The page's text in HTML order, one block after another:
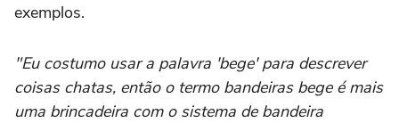
exemplos.
"Eu costumo usar a palavra 'bege' para descrever
coisas chatas, então o termo bandeiras bege é mais
uma brincadeira com o sistema de bandeira